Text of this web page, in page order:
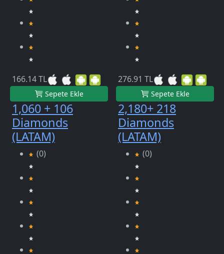
166.14 TL
Sepete Ekle
276.91 TL
Sepete Ekle
1,060 + 106
Diamonds
(LATAM)
(0)
2,180+ 218
Diamonds
(LATAM)
(0)